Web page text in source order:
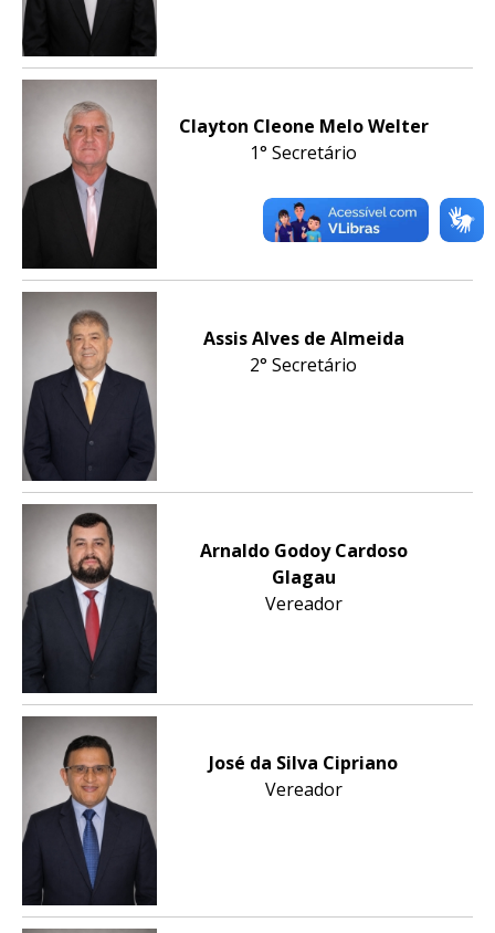
Clayton Cleone Melo Welter
1° Secretário
Assis Alves de Almeida
2° Secretário
Arnaldo Godoy Cardoso
Glagau
Vereador
José da Silva Cipriano
Vereador